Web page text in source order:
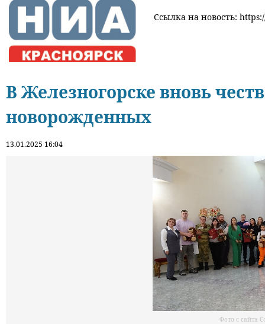
Ссылка на новость:
В Железногорске вновь
новорожденных
13.01.2025 16:04
Фото с сайта